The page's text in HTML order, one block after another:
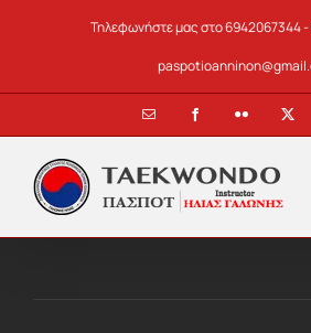
Τηλεφωνήστε μας στο 6942067344
Email FacebookFlickr